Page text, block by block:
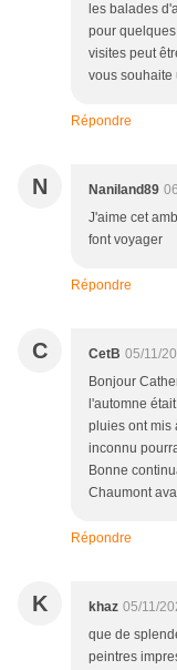
les balades
pour
visites peut
vous souhaite
Répondre
N Naniland89
J'aime cet
font voyager
Répondre
C CetB 05/11/
Bonjour
l'automne
pluies ont mis
inconnu
Bonne
Chaumont
Répondre
K khaz 05/11/
que de
peintres